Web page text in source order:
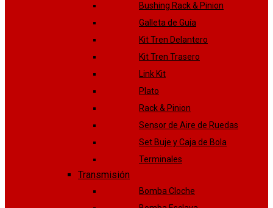
Bushing Rack & Pinion
Galleta de Guía
Kit Tren Delantero
Kit Tren Trasero
Link Kit
Plato
Rack & Pinion
Sensor de Aire de Ruedas
Set Buje y Caja de Bola
Terminales
Transmisión
Bomba Cloche